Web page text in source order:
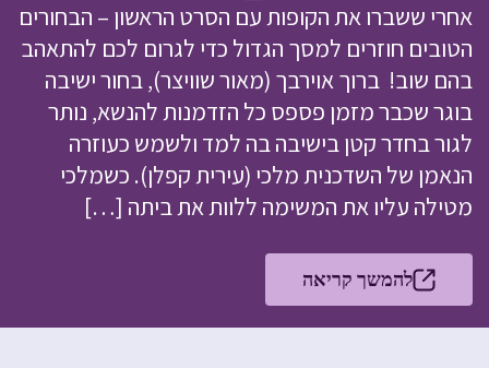
אחרי ששברו את הקופות עם הסרט הראשון – הבחורים
הטובים חוזרים למסך הגדול כדי לגרום לכם להתאהב
בהם שוב! ברוך אוירבך (מאור שוויצר), בחור ישיבה
בוגר שכבר מזמן פספס כל הזדמנות להנשא, נותר
לגור בחדר קטן בישיבה בה למד ולשמש כעוזרה
הנאמן של השדכנית מלכי (עירית קפלן). כשמלכי
מטילה עליו את המשימה ללוות את ביתה […]
להמשך קריאה